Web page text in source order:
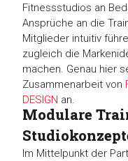
Fitnessstudios an
Ansprüche an die
Mitglieder intuitiv
zugleich die
machen. Genau hier
Zusammenarbeit von
DESIGN an.
Modulare
Im Mittelpunkt der